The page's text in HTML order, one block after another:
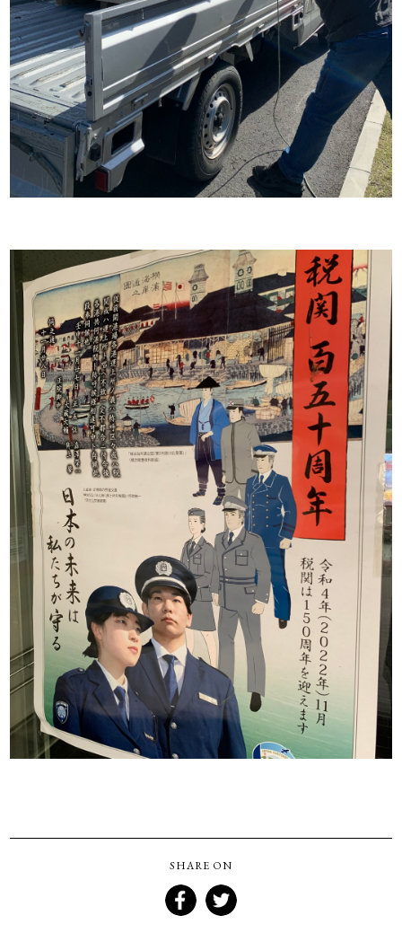
SHARE ON